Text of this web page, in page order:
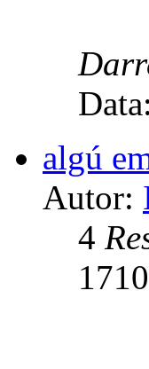
algú
Autor:
4